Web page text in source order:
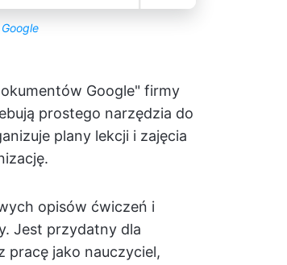
Google" firmy
prostego narzędzia do
plany lekcji i zajęcia
opisów ćwiczeń i
Jest przydatny dla
pracę jako nauczyciel,